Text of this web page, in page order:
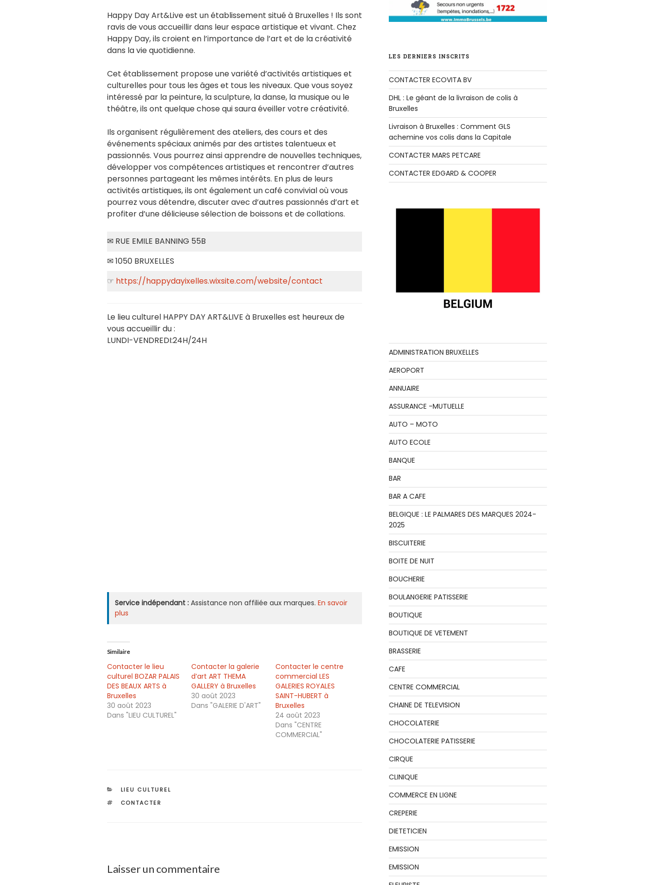
Happy Day Art&Live est un établissement situé à Bruxelles ! Ils sont
ravis de vous accueillir dans leur espace artistique et vivant. Chez
Happy Day, ils croient en l’importance de l’art et de la créativité
dans la vie quotidienne.
Cet établissement propose une variété d’activités artistiques et
culturelles pour tous les âges et tous les niveaux. Que vous soyez
intéressé par la peinture, la sculpture, la danse, la musique ou le
théâtre, ils ont quelque chose qui saura éveiller votre créativité.
Ils organisent régulièrement des ateliers, des cours et des
événements spéciaux animés par des artistes talentueux et
passionnés. Vous pourrez ainsi apprendre de nouvelles techniques,
développer vos compétences artistiques et rencontrer d’autres
personnes partageant les mêmes intérêts. En plus de leurs
activités artistiques, ils ont également un café convivial où vous
pourrez vous détendre, discuter avec d’autres passionnés d’art et
profiter d’une délicieuse sélection de boissons et de collations.
✉ RUE EMILE BANNING 55B
✉ 1050 BRUXELLES
☞ https://happydayixelles.wixsite.com/website/contact
Le lieu culturel HAPPY DAY ART&LIVE à Bruxelles est heureux de
vous accueillir du :
LUNDI-VENDREDI:24H/24H
Service indépendant : Assistance non affiliée aux marques. En savoir
plus
Similaire
Contacter le lieu
culturel BOZAR PALAIS
DES BEAUX ARTS à
Bruxelles
30 août 2023
Dans "LIEU CULTUREL"
Contacter la galerie
d’art ART THEMA
GALLERY à Bruxelles
30 août 2023
Dans "GALERIE D'ART"
Contacter le centre
commercial LES
GALERIES ROYALES
SAINT-HUBERT à
Bruxelles
24 août 2023
Dans "CENTRE
COMMERCIAL"
CATÉGORIES
LIEU CULTUREL
ÉTIQUETTES
CONTACTER
Laisser un commentaire
LES DERNIERS INSCRITS
CONTACTER ECOVITA BV
DHL : Le géant de la livraison de colis à
Bruxelles
Livraison à Bruxelles : Comment GLS
achemine vos colis dans la Capitale
CONTACTER MARS PETCARE
CONTACTER EDGARD & COOPER
ADMINISTRATION BRUXELLES
AEROPORT
ANNUAIRE
ASSURANCE -MUTUELLE
AUTO – MOTO
AUTO ECOLE
BANQUE
BAR
BAR A CAFE
BELGIQUE : LE PALMARES DES MARQUES 2024-
2025
BISCUITERIE
BOITE DE NUIT
BOUCHERIE
BOULANGERIE PATISSERIE
BOUTIQUE
BOUTIQUE DE VETEMENT
BRASSERIE
CAFE
CENTRE COMMERCIAL
CHAINE DE TELEVISION
CHOCOLATERIE
CHOCOLATERIE PATISSERIE
CIRQUE
CLINIQUE
COMMERCE EN LIGNE
CREPERIE
DIETETICIEN
EMISSION
EMISSION